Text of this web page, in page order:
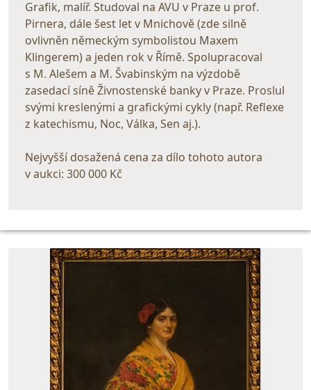
Grafik, malíř. Studoval na AVU v Praze u prof.
Pirnera, dále šest let v Mnichově (zde silně
ovlivněn německým symbolistou Maxem
Klingerem) a jeden rok v Římě. Spolupracoval
s M. Alešem a M. Švabinským na výzdobě
zasedací síně Živnostenské banky v Praze. Proslul
svými kreslenými a grafickými cykly (např. Reflexe
z katechismu, Noc, Válka, Sen aj.).
Nejvyšší dosažená cena za dílo tohoto autora
v aukci: 300 000 Kč